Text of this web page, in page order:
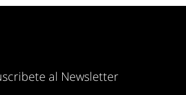
al Newsletter